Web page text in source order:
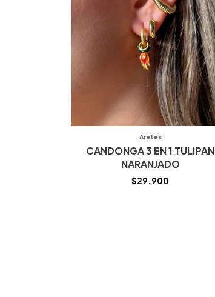
Aretes
CANDONGA 3 EN 1 TULIPAN
NARANJADO
$29.900